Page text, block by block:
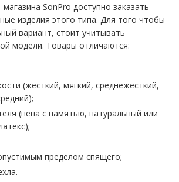
SonPro доступно заказать
изделия этого типа. Для того чтобы
вариант, стоит учитывать
модели. Товары отличаются:
(жесткий, мягкий, среднежесткий,
(пена с памятью, натуральный или
пределом спящего;